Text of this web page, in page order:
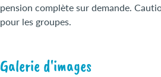
pension complète sur demande.
pour les groupes.
Galerie d'images